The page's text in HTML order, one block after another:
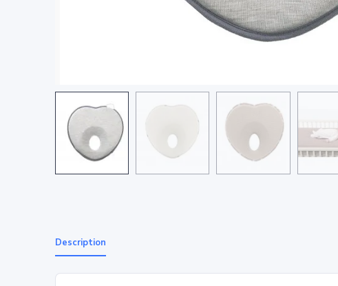
Description